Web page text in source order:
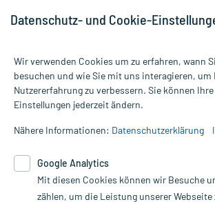
Alle Preise gelten inkl. MwSt., ggf. zzgl.
Informationen auf dieser Website werden
die Untersuchung und Behandlung durch
Therapien eingeleitet werden können. | Diese
Google Analytics. Lesen Sie bitte dazu die
unserer Datenschutzerklärung. Für den
Datenschutz- und Cookie-
Wir verwenden Cookies um zu erfahren, wann
besuchen und wie Sie mit uns interagieren, um
Nutzererfahrung zu verbessern. Sie können
Einstellungen jederzeit ändern.
Nähere Informationen: Datenschutzerklärung
Google Analytics
Mit diesen Cookies können wir Besuche
zählen, um die Leistung unserer Webseite